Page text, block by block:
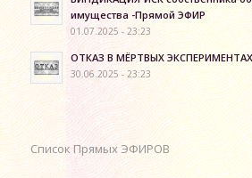
имущества -Прямой ЭФИР
01.07.2025 - 23:23
ОТКАЗ В МЁРТВЫХ
30.06.2025 - 23:23
Список Прямых ЭФИРОВ